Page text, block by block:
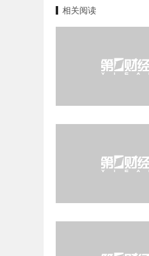
相关阅读